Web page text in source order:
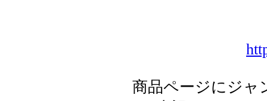
商品ページにジャ